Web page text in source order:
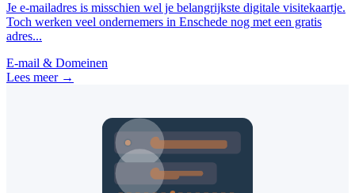
Je e-mailadres is misschien wel je belangrijkste digitale visitekaartje.
Toch werken veel ondernemers in Enschede nog met een gratis
adres...
E-mail & Domeinen
Lees meer →